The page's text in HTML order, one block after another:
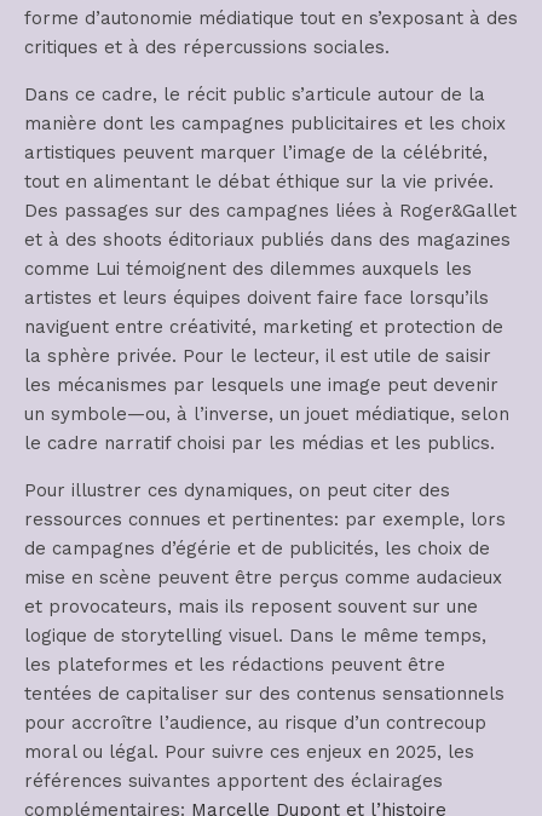
forme d’autonomie médiatique tout en s’exposant à des
critiques et à des répercussions sociales.
Dans ce cadre, le récit public s’articule autour de la
manière dont les campagnes publicitaires et les choix
artistiques peuvent marquer l’image de la célébrité,
tout en alimentant le débat éthique sur la vie privée.
Des passages sur des campagnes liées à Roger&Gallet
et à des shoots éditoriaux publiés dans des magazines
comme Lui témoignent des dilemmes auxquels les
artistes et leurs équipes doivent faire face lorsqu’ils
naviguent entre créativité, marketing et protection de
la sphère privée. Pour le lecteur, il est utile de saisir
les mécanismes par lesquels une image peut devenir
un symbole—ou, à l’inverse, un jouet médiatique, selon
le cadre narratif choisi par les médias et les publics.
Pour illustrer ces dynamiques, on peut citer des
ressources connues et pertinentes: par exemple, lors
de campagnes d’égérie et de publicités, les choix de
mise en scène peuvent être perçus comme audacieux
et provocateurs, mais ils reposent souvent sur une
logique de storytelling visuel. Dans le même temps,
les plateformes et les rédactions peuvent être
tentées de capitaliser sur des contenus sensationnels
pour accroître l’audience, au risque d’un contrecoup
moral ou légal. Pour suivre ces enjeux en 2025, les
références suivantes apportent des éclairages
complémentaires: Marcelle Dupont et l’histoire